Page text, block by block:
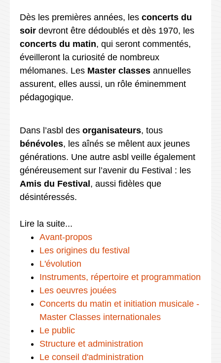
Dès les premières années, les concerts du
soir devront être dédoublés et dès 1970, les
concerts du matin, qui seront commentés,
éveilleront la curiosité de nombreux
mélomanes. Les Master classes annuelles
assurent, elles aussi, un rôle éminemment
pédagogique.
Dans l’asbl des organisateurs, tous
bénévoles, les aînés se mêlent aux jeunes
générations. Une autre asbl veille également
généreusement sur l’avenir du Festival : les
Amis du Festival , aussi fidèles que
désintéressés.
Lire la suite...
Avant-propos
Les origines du festival
L'évolution
Instruments, répertoire et programmation
Les oeuvres jouées
Concerts du matin et initiation musicale -
Master Classes internationales
Le public
Structure et administration
Le conseil d'administration